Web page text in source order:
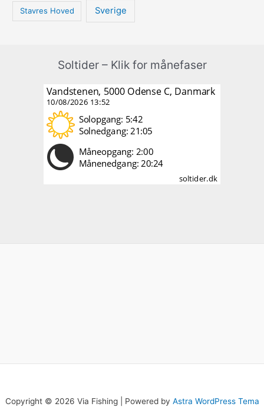
Stavres Hoved Sverige
Soltider – Klik for månefaser
Copyright © 2026 Via Fishing | Powered by Astra WordPress Tema